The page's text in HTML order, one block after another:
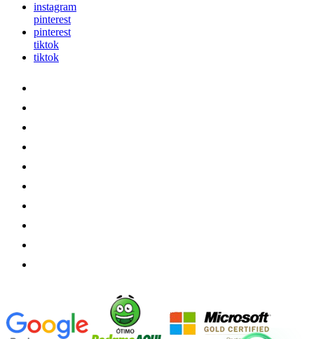
instagram
pinterest
pinterest
tiktok
tiktok